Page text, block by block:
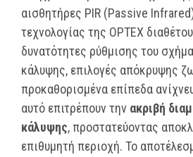
αισθητήρες PIR (Passive
τεχνολογίας της OPTEX
δυνατότητες ρύθμισης του
κάλυψης, επιλογές απόκρυψης
προκαθορισμένα επίπεδα
αυτό επιτρέπουν την ακριβή
κάλυψης, προστατεύοντας
επιθυμητή περιοχή. Το